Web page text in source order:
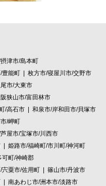
津市/島本町
豊能町
枚方市/寝屋川市/交野市
市/大東市
狭山市/富田林市
/高石市
和泉市/岸和田市/貝塚市
/岬町
屋市/宝塚市/川西市
姫路市/福崎町/市川町/神河町
可町/神崎郡
宍粟市/佐用町
篠山市/丹波市
南あわじ市/洲本市/淡路市